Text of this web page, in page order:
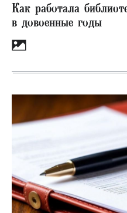
Как работала
в довоенные годы